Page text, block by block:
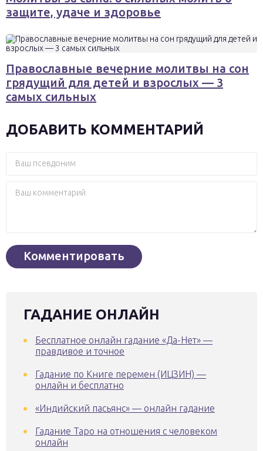
защите, удаче и здоровье
Православные вечерние молитвы на сон
грядущий для детей и взрослых — 3
самых сильных
ДОБАВИТЬ КОММЕНТАРИЙ
ГАДАНИЕ ОНЛАЙН
Бесплатное онлайн гадание «Да-Нет» —
правдивое и точное
Гадание по Книге перемен (ИЦЗИН) —
онлайн и бесплатно
«Индийский пасьянс» — онлайн гадание
Гадание Таро на отношения с человеком
онлайн